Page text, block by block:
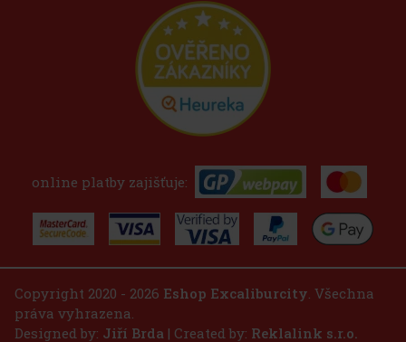
online platby zajišťuje:
Copyright 2020 - 2026 Eshop Excaliburcity . Všechna
práva vyhrazena.
Designed by: Jiří Brda | Created by: Reklalink s.r.o.